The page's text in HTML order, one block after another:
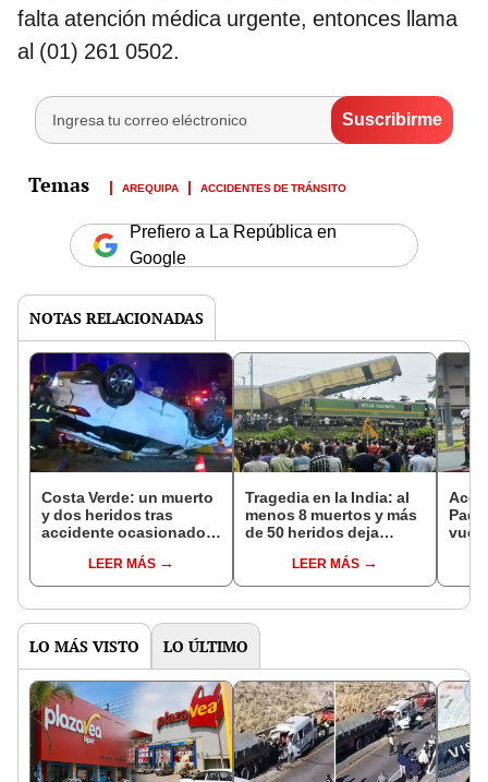
falta atención médica urgente, entonces llama
al (01) 261 0502.
AREQUIPA ACCIDENTES DE TRÁNSITO
Prefiero a La República en
Google
NOTAS RELACIONADAS
Costa Verde: un muerto
y dos heridos tras
accidente ocasionado
piquesLEER MÁS
Tragedia en la India: al
menos 8 muertos y más
de 50 heridos deja
LEER MÁS
LO MÁS VISTO LO ÚLTIMO